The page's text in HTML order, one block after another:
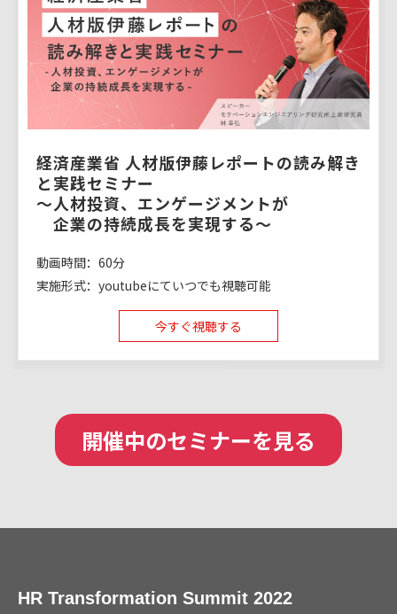
経済産業省 人材版伊藤レポートの読み解き
と実践セミナー
〜人材投資、エンゲージメントが
企業の持続成長を実現する〜
動画時間：60分
実施形式：youtubeにていつでも視聴可能
今すぐ視聴する
開催中のセミナーを見る
HR Transformation Summit 2022